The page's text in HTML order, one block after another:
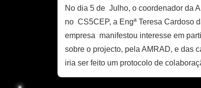
No dia 5 de Julho, o coordenador da
no CS5CEP, a Engª Teresa Cardoso
empresa manifestou interesse em
sobre o projecto, pela AMRAD, e das
iria ser feito um protocolo de